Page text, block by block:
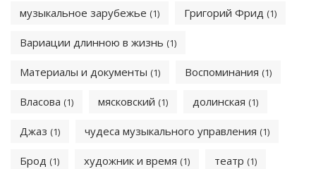
музыкальное зарубежье (1) Григорий Фрид (1)
Вариации длинною в жизнь (1)
Материалы и документы (1) Воспоминания (1)
Власова (1) мясковский (1) долинская (1)
Джаз (1) чудеса музыкального управления (1)
Брод (1) художник и время (1) театр (1)